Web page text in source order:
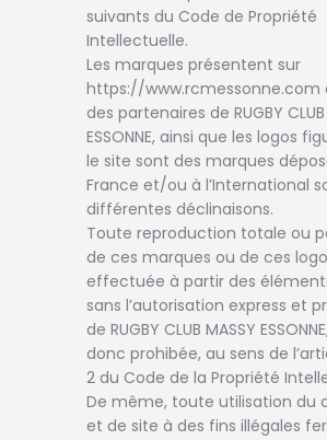
suivants du Code de Propriété
Intellectuelle.
Les marques présentent sur
https://www.rcmessonne.com
des partenaires de RUGBY CLUB
ESSONNE, ainsi que les logos
le site sont des marques
France et/ou à l’International
différentes déclinaisons.
Toute reproduction totale ou
de ces marques ou de ces
effectuée à partir des
sans l’autorisation express et
de RUGBY CLUB MASSY
donc prohibée, au sens de
2 du Code de la Propriété
De même, toute utilisation du
et de site à des fins illégales